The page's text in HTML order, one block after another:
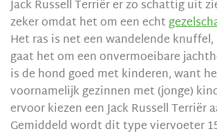
Jack Russell Terriër er zo schattig uit
zeker omdat het om een echt
Het ras is net een wandelende
gaat het om een onvermoeibare
is de hond goed met kinderen, want
voornamelijk gezinnen met (jonge)
ervoor kiezen een Jack Russell Terriër
Gemiddeld wordt dit type viervoeter